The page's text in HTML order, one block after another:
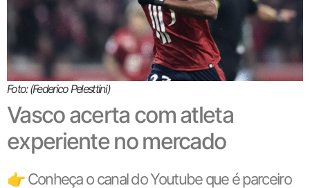
Foto: (Federico Pelesttini)
Vasco acerta com atleta
experiente no mercado
👉 Conheça o canal do Youtube que é parceiro